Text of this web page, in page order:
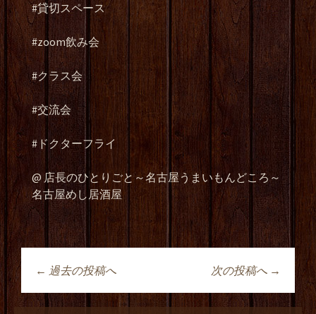
#貸切スペース
#zoom飲み会
#クラス会
#交流会
#ドクターフライ
@ 店長のひとりごと～名古屋うまいもんどころ～
名古屋めし居酒屋
投稿ナビゲーショ
← 過去の投稿へ 次の投稿へ →